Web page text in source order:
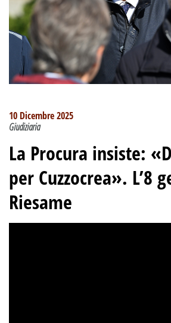
10 Dicembre 2025
Giudiziaria
La Procura insiste:
per Cuzzocrea». L’8
Riesame